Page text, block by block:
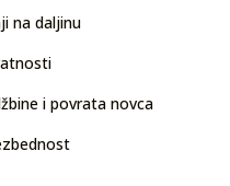
na daljinu
i povrata novca